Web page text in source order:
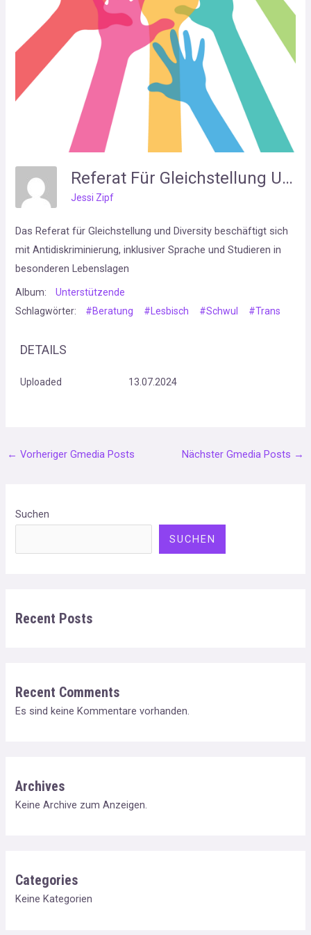
Referat Für Gleichstellung Und Diversity Der HTWG Konstanz
Jessi Zipf
Das Referat für Gleichstellung und Diversity beschäftigt sich
mit Antidiskriminierung, inklusiver Sprache und Studieren in
besonderen Lebenslagen
Album:
Unterstützende
Schlagwörter:
#Beratung #Lesbisch #Schwul #Trans
DETAILS
Uploaded 13.07.2024
← Vorheriger Gmedia Posts Nächster Gmedia Posts →
Suchen
SUCHEN
Recent Posts
Recent Comments
Es sind keine Kommentare vorhanden.
Archives
Keine Archive zum Anzeigen.
Categories
Keine Kategorien